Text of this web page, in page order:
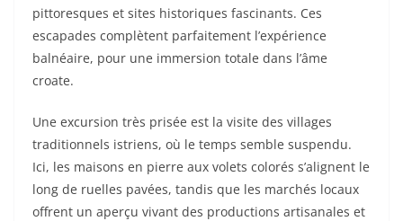
pittoresques et sites historiques fascinants. Ces
escapades complètent parfaitement l’expérience
balnéaire, pour une immersion totale dans l’âme
croate.
Une excursion très prisée est la visite des villages
traditionnels istriens, où le temps semble suspendu.
Ici, les maisons en pierre aux volets colorés s’alignent le
long de ruelles pavées, tandis que les marchés locaux
offrent un aperçu vivant des productions artisanales et